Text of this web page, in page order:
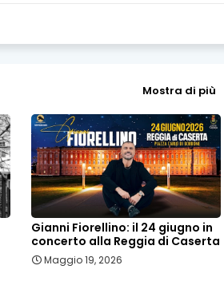
Mostra di più
Gianni Fiorellino: il 24 giugno in
concerto alla Reggia di Caserta
Maggio 19, 2026